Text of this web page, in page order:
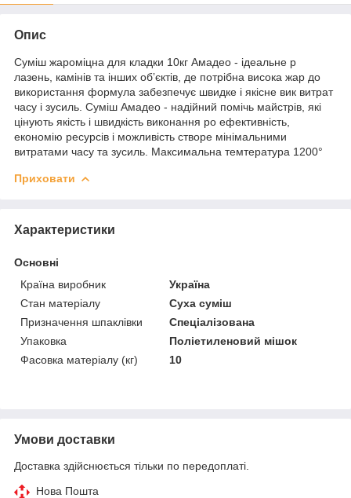
Опис
Суміш жароміцна для кладки 10кг Амадео - ідеальне р
лазень, камінів та інших обʼєктів, де потрібна висока жар до
використання формула забезпечує швидке і якісне вик витрат
часу і зусиль. Суміш Амадео - надійний помічь майстрів, які
цінують якість і швидкість виконання ро ефективність,
економію ресурсів і можливість створе мінімальними
витратами часу та зусиль. Максимальна темтература 1200°
Приховати
Характеристики
Основні
Країна виробник
Україна
Стан матеріалу
Суха суміш
Призначення шпаклівки
Спеціалізована
Упаковка
Поліетиленовий мішок
Фасовка матеріалу (кг)
10
Умови доставки
Доставка здійснюється тільки по передоплаті.
Нова Пошта